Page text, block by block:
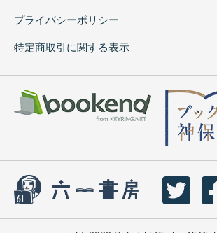
プライバシーポリシー
特定商取引に関する表示